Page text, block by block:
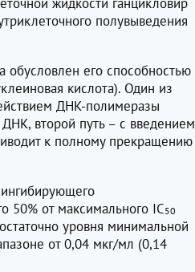
полувыведения
обусловлен его способностью
кислота). Один из
ДНК-полимеразы
второй путь – с введением
к полному прекращению
50% от максимального IC50
уровня минимальной
от 0,04 мкг/мл (0,14